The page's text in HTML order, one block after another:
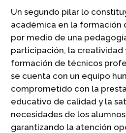
Un segundo pilar lo
académica en la formación
por medio de una
participación, la creatividad
formación de técnicos
se cuenta con un equipo
comprometido con la
educativo de calidad y la
necesidades de los
garantizando la atención